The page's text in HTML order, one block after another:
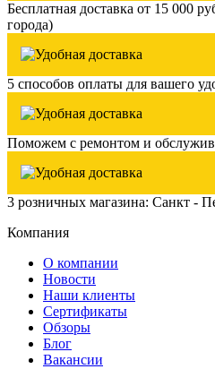
Бесплатная доставка от 15 000
города)
5 способов оплаты для вашего
Поможем с ремонтом и
3 розничных магазина: Санкт -
Компания
О компании
Новости
Наши клиенты
Сертификаты
Обзоры
Блог
Вакансии